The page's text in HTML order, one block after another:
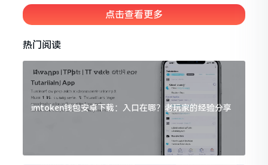
仿若永远没有尽头一样。针对这种情形,
大家说法不尽相同
点击查看更多
热门阅读
imtoken钱包安卓下载：入口在哪？老玩家的经验分享